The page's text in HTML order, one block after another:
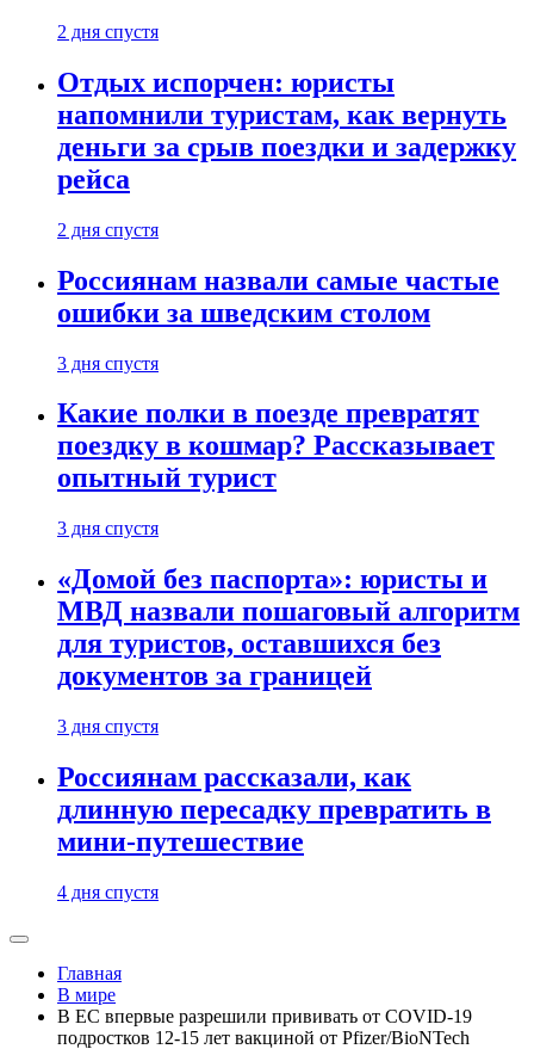
2 дня спустя
Отдых испорчен: юристы
напомнили туристам, как вернуть
деньги за срыв поездки и задержку
рейса
2 дня спустя
Россиянам назвали самые частые
ошибки за шведским столом
3 дня спустя
Какие полки в поезде превратят
поездку в кошмар? Рассказывает
опытный турист
3 дня спустя
«Домой без паспорта»: юристы и
МВД назвали пошаговый алгоритм
для туристов, оставшихся без
документов за границей
3 дня спустя
Россиянам рассказали, как
длинную пересадку превратить в
мини-путешествие
4 дня спустя
Главная
В мире
В ЕС впервые разрешили прививать от COVID-19
подростков 12-15 лет вакциной от Pfizer/BioNTech